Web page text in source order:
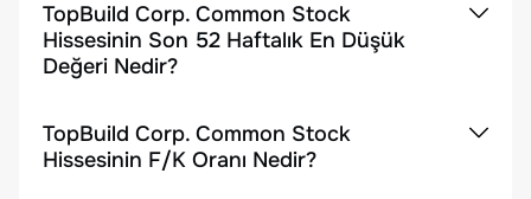
TopBuild Corp. Common Stock
Hissesinin Son 52 Haftalık En Düşük
Değeri Nedir?
TopBuild Corp. Common Stock
Hissesinin F/K Oranı Nedir?